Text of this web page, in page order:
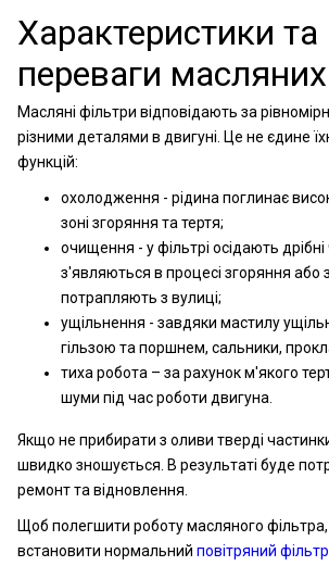
Характеристики та
переваги масляних
Масляні фільтри відповідають за
різними деталями в двигуні. Це не єдине
функцій:
охолодження - рідина поглинає
зоні згоряння та тертя;
очищення - у фільтрі осідають дрібні
з'являються в процесі згоряння або
потрапляють з вулиці;
ущільнення - завдяки мастилу
гільзою та поршнем, сальники,
тиха робота – за рахунок м'якого
шуми під час роботи двигуна.
Якщо не прибирати з оливи тверді
швидко зношується. В результаті буде
ремонт та відновлення.
Щоб полегшити роботу масляного фільтра,
встановити нормальний повітряний фільтр